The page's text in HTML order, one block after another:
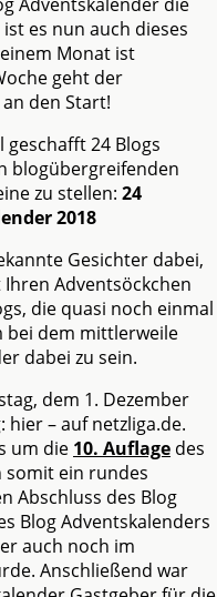
es nun auch dieses
Monat ist
geht der
den Start!
24 Blogs
blogübergreifenden
zu stellen: 24
2018
Gesichter dabei,
Adventsöckchen
die quasi noch einmal
bei dem mittlerweile
dabei zu sein.
dem 1. Dezember
hier – auf netzliga.de.
um die 10. Auflage des
somit ein rundes
Abschluss des Blog
Blog Adventskalenders
auch noch im
Anschließend war